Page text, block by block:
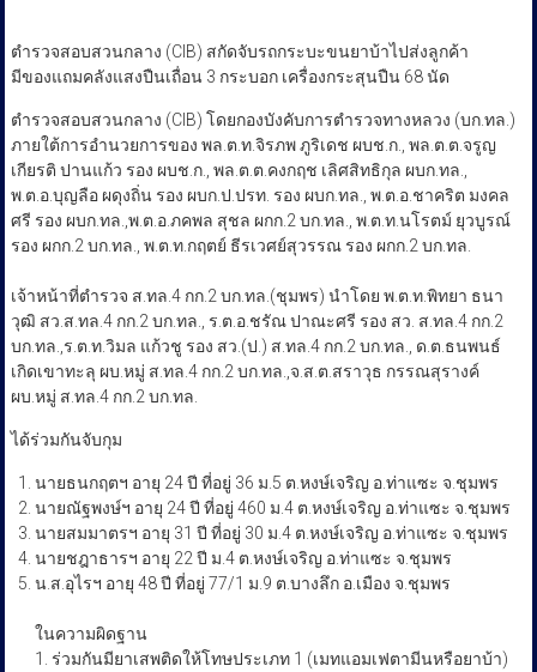
ตำรวจสอบสวนกลาง (CIB) สกัดจับรถกระบะขนยาบ้าไปส่งลูกค้า
มีของแถมคลังแสงปืนเถื่อน 3 กระบอก เครื่องกระสุนปืน 68 นัด
ตำรวจสอบสวนกลาง (CIB) โดยกองบังคับการตำรวจทางหลวง (บก.ทล.)
ภายใต้การอำนวยการของ พล.ต.ท.จิรภพ ภูริเดช ผบช.ก., พล.ต.ต.จรูญ
เกียรติ ปานแก้ว รอง ผบช.ก., พล.ต.ต.คงกฤช เลิศสิทธิกุล ผบก.ทล.,
พ.ต.อ.บุญลือ ผดุงถิ่น รอง ผบก.ป.ปรท. รอง ผบก.ทล., พ.ต.อ.ชาคริต มงคล
ศรี รอง ผบก.ทล.,พ.ต.อ.ภคพล สุชล ผกก.2 บก.ทล., พ.ต.ท.นโรตม์ ยุวบูรณ์
รอง ผกก.2 บก.ทล., พ.ต.ท.กฤตย์ ธีรเวศย์สุวรรณ รอง ผกก.2 บก.ทล.
เจ้าหน้าที่ตำรวจ ส.ทล.4 กก.2 บก.ทล.(ชุมพร) นำโดย พ.ต.ท.พิทยา ธนา
วุฒิ สว.ส.ทล.4 กก.2 บก.ทล., ร.ต.อ.ชรัณ ปาณะศรี รอง สว. ส.ทล.4 กก.2
บก.ทล.,ร.ต.ท.วิมล แก้วชู รอง สว.(ป.) ส.ทล.4 กก.2 บก.ทล., ด.ต.ธนพนธ์
เกิดเขาทะลุ ผบ.หมู่ ส.ทล.4 กก.2 บก.ทล.,จ.ส.ต.สราวุธ กรรณสุรางค์
ผบ.หมู่ ส.ทล.4 กก.2 บก.ทล.
ได้ร่วมกันจับกุม
นายธนกฤตฯ​ อายุ 24 ปี ที่อยู่ 36 ม.5 ต.หงษ์เจริญ อ.ท่าแซะ จ.ชุมพร
นายณัฐพงษ์ฯ​ อายุ 24 ปี ที่อยู่ 460 ม.4 ต.หงษ์เจริญ อ.ท่าแซะ จ.ชุมพร
นายสมมาตรฯ อายุ 31 ปี ที่อยู่ 30 ม.4 ต.หงษ์เจริญ อ.ท่าแซะ จ.ชุมพร
นายชฎาธารฯ อายุ 22 ปี ม.4 ต.หงษ์เจริญ อ.ท่าแซะ จ.ชุมพร
น.ส.อุไรฯ อายุ 48 ปี ที่อยู่ 77/1 ม.9 ต.บางลึก อ.เมือง จ.ชุมพร
ในความผิดฐาน
​1. ร่วมกันมียาเสพติดให้โทษประเภท 1 (เมทแอมเฟตามีนหรือยาบ้า)